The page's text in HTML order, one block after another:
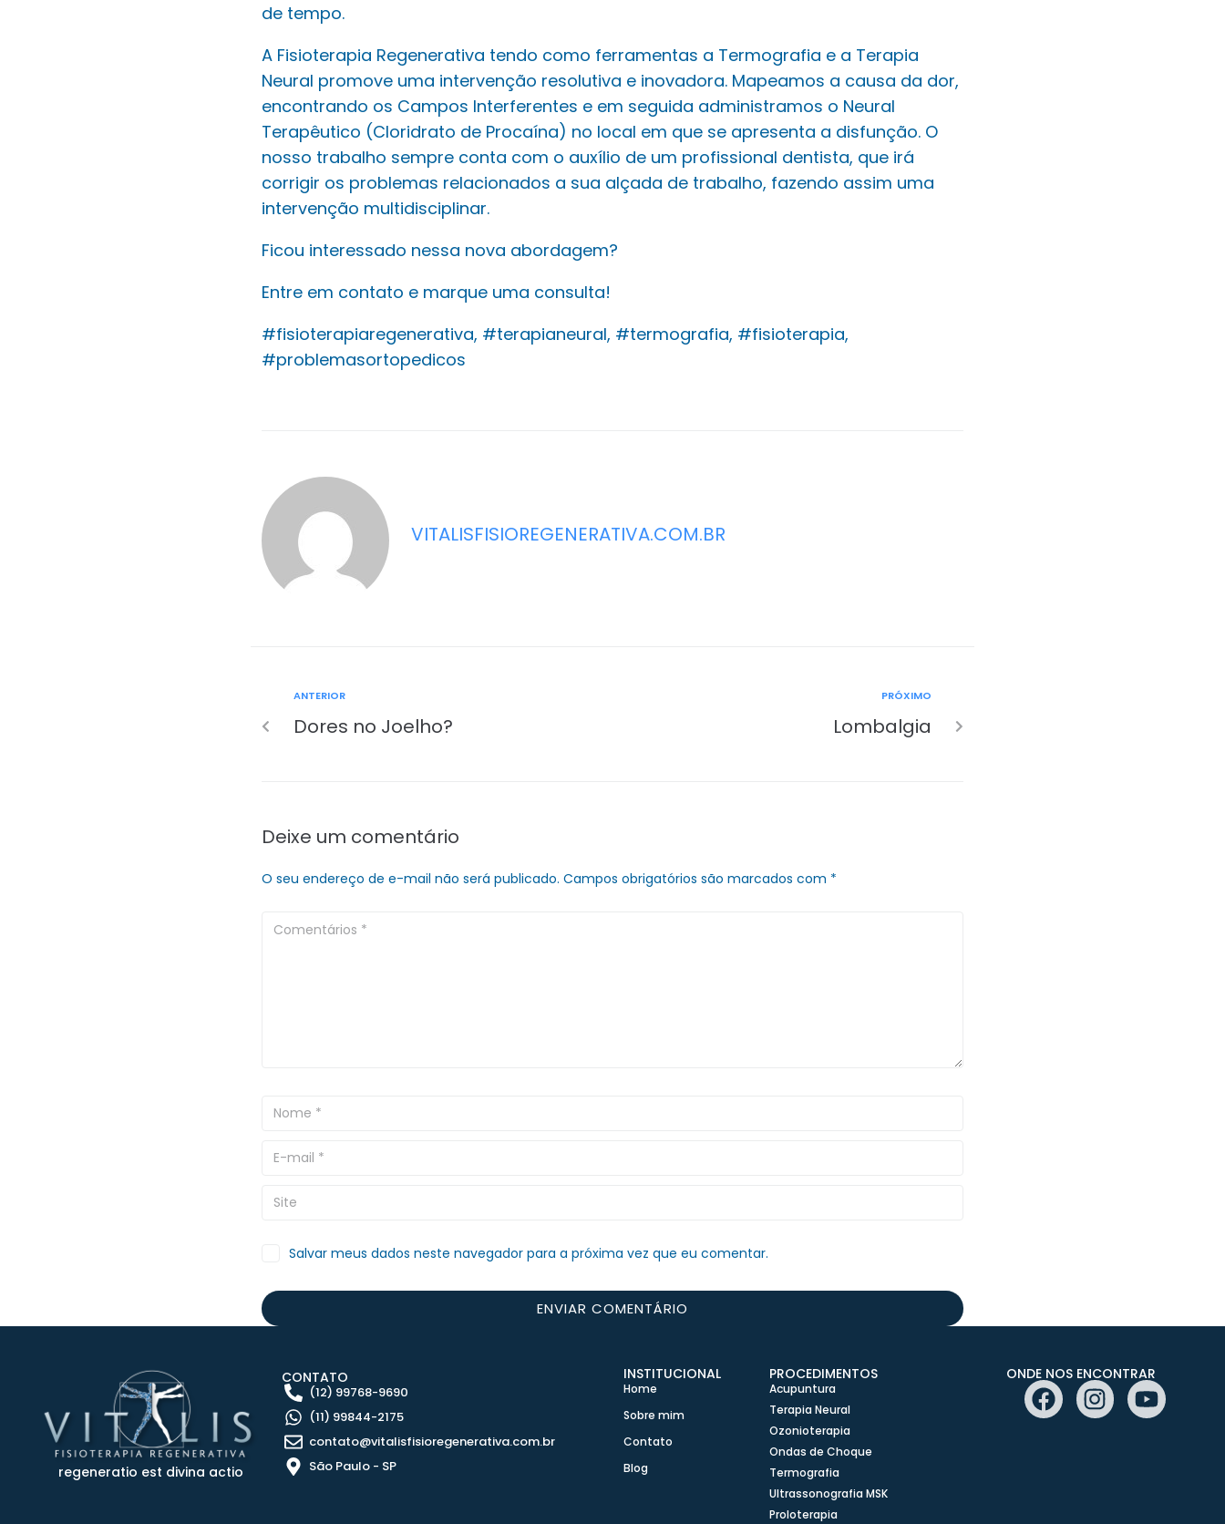
de tempo.
A Fisioterapia Regenerativa tendo como ferramentas a Termografia e a Terapia
Neural promove uma intervenção resolutiva e inovadora. Mapeamos a causa da dor,
encontrando os Campos Interferentes e em seguida administramos o Neural
Terapêutico (Cloridrato de Procaína) no local em que se apresenta a disfunção. O
nosso trabalho sempre conta com o auxílio de um profissional dentista, que irá
corrigir os problemas relacionados a sua alçada de trabalho, fazendo assim uma
intervenção multidisciplinar.
Ficou interessado nessa nova abordagem?
Entre em contato e marque uma consulta!
#fisioterapiaregenerativa, #terapianeural, #termografia, #fisioterapia,
#problemasortopedicos
VITALISFISIOREGENERATIVA.COM.BR
ANTERIOR
Dores no Joelho?
PRÓXIMO
Lombalgia
Deixe um comentário
O seu endereço de e-mail não será publicado. Campos obrigatórios são marcados com *
Salvar meus dados neste navegador para a próxima vez que eu comentar.
regeneratio est divina actio
CONTATO
(12) 99768-9690
(11) 99844-2175
contato@vitalisfisioregenerativa.com.br
São Paulo - SP
INSTITUCIONAL
Home
Sobre mim
Contato
Blog
PROCEDIMENTOS
Acupuntura
Terapia Neural
Ozonioterapia
Ondas de Choque
Termografia
Ultrassonografia MSK
Proloterapia
ONDE NOS ENCONTRAR